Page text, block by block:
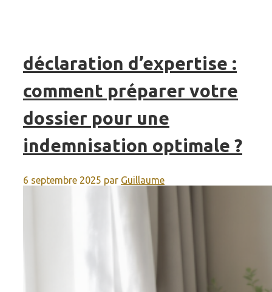
déclaration d’expertise :
comment préparer votre
dossier pour une
indemnisation optimale ?
6 septembre 2025 par Guillaume